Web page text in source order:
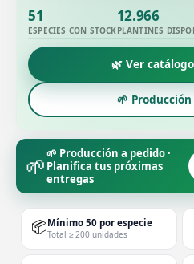
51
ESPECIES CON STOCK
12.966
PLANTINES
🌿 Ver
🌱
🌱🌱 Producción a pedido ·
Planifica tus próximas
entregas
📦Mínimo 50 por especie
Total ≥ 200 unidades